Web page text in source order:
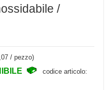
/
/ pezzo)
codice articolo: